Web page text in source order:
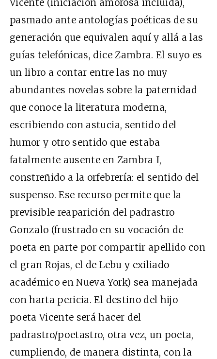
Vicente (iniciación amorosa incluida),
pasmado ante antologías poéticas de su
generación que equivalen aquí y allá a las
guías telefónicas, dice Zambra. El suyo es
un libro a contar entre las no muy
abundantes novelas sobre la paternidad
que conoce la literatura moderna,
escribiendo con astucia, sentido del
humor y otro sentido que estaba
fatalmente ausente en Zambra I,
constreñido a la orfebrería: el sentido del
suspenso. Ese recurso permite que la
previsible reaparición del padrastro
Gonzalo (frustrado en su vocación de
poeta en parte por compartir apellido con
el gran Rojas, el de Lebu y exiliado
académico en Nueva York) sea manejada
con harta pericia. El destino del hijo
poeta Vicente será hacer del
padrastro/poetastro, otra vez, un poeta,
cumpliendo, de manera distinta, con la